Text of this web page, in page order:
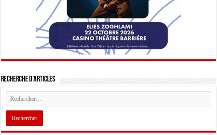
Recherche d’articles